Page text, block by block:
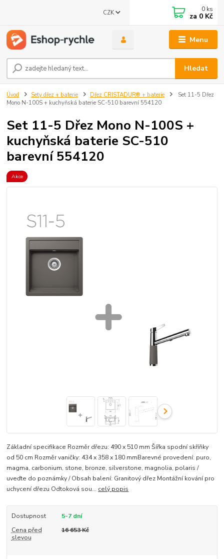
Menu
CZK
Hledat
0 ks
za 0 Kč
Úvod Sety dřez + baterie Dřez CRISTADUR® + baterie
Set 11-5 Dřez
Mono N-100S + kuchyňská baterie SC-510 barevní 554120
Set 11-5 Dřez Mono N-100S +
kuchyňská baterie SC-510
barevní 554120
Akce
Základní specifikace Rozměr dřezu: 490 x 510 mm Šířka spodní skříňky
od 50 cm Rozměr vaničky: 434 x 358 x 180 mmBarevné provedení: puro,
magma, carbonium, stone, bronze, silverstone, magnolia, polaris /
uveďte do poznámky / Obsah balení: Granitový dřez Montážní kování pro
uchycení dřezu Odtoková sou... celý popis
Dostupnost
5-7 dní
Cena před
slevou
16 653 Kč